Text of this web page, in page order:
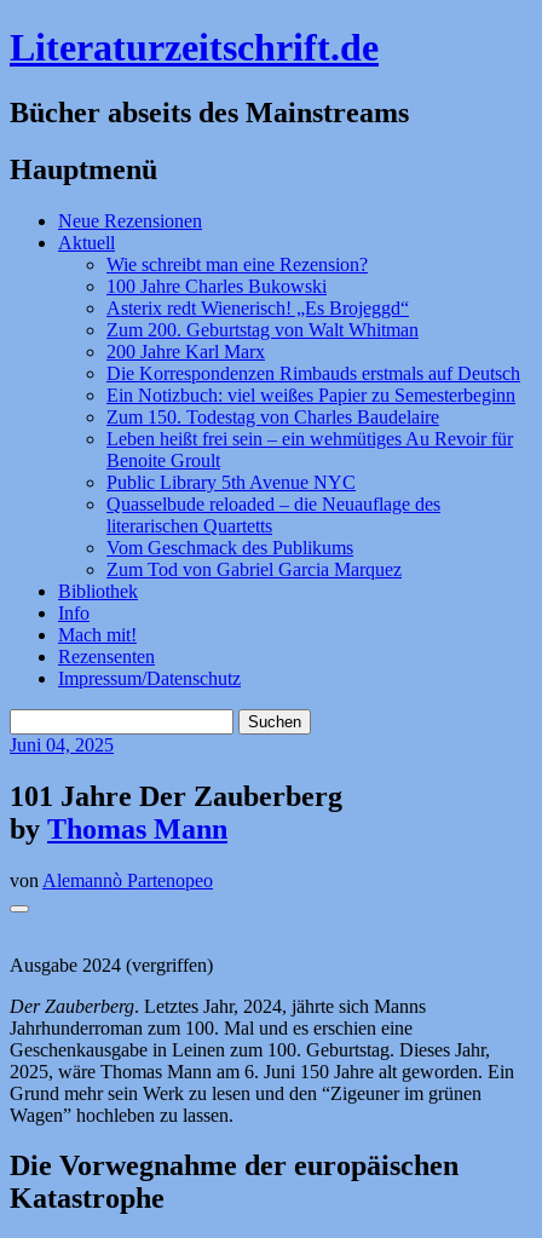
Literaturzeitschrift.de
Bücher abseits des Mainstreams
Hauptmenü
Zum
Inhalt
Neue Rezensionen
Aktuell
Wie schreibt man eine Rezension?
100 Jahre Charles Bukowski
Asterix redt Wienerisch! „Es Brojeggd“
Zum 200. Geburtstag von Walt Whitman
200 Jahre Karl Marx
Die Korrespondenzen Rimbauds erstmals auf Deutsch
Ein Notizbuch: viel weißes Papier zu Semesterbeginn
Zum 150. Todestag von Charles Baudelaire
Leben heißt frei sein – ein wehmütiges Au Revoir für
Benoite Groult
Public Library 5th Avenue NYC
Quasselbude reloaded – die Neuauflage des
literarischen Quartetts
Vom Geschmack des Publikums
Zum Tod von Gabriel Garcia Marquez
Bibliothek
Info
Mach mit!
Rezensenten
Impressum/Datenschutz
nach:
Juni 04, 2025
101 Jahre Der Zauberberg
by Thomas Mann
von Alemannò Partenopeo
Ausgabe 2024 (vergriffen)
Der Zauberberg. Letztes Jahr, 2024, jährte sich Manns
Jahrhunderroman zum 100. Mal und es erschien eine
Geschenkausgabe in Leinen zum 100. Geburtstag. Dieses Jahr,
2025, wäre Thomas Mann am 6. Juni 150 Jahre alt geworden. Ein
Grund mehr sein Werk zu lesen und den “Zigeuner im grünen
Wagen” hochleben zu lassen.
Die Vorwegnahme der europäischen
Katastrophe